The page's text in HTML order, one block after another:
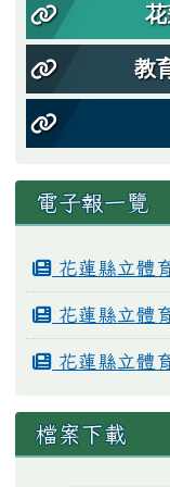
教
電子報一覽
花蓮縣立體
花蓮縣立體
花蓮縣立體
檔案下載